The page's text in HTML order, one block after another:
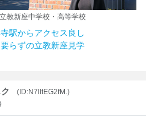
立教新座中学校・高等学校
祥寺駅からアクセス良し
約要らずの立教新座見学
(ID:N7lltEG2fM.)